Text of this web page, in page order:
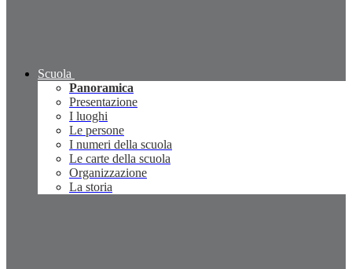
Scuola
Panoramica
Presentazione
I luoghi
Le persone
I numeri della scuola
Le carte della scuola
Organizzazione
La storia